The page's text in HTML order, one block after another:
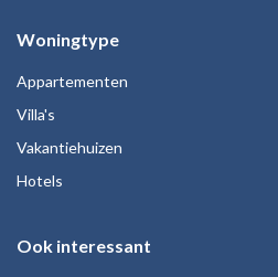
Woningtype
Appartementen
Villa's
Vakantiehuizen
Hotels
Ook interessant